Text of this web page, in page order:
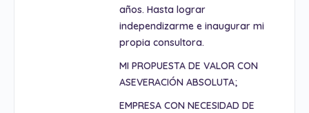
años. Hasta lograr
independizarme e inaugurar mi
propia consultora.
MI PROPUESTA DE VALOR CON
ASEVERACIÓN ABSOLUTA;
EMPRESA CON NECESIDAD DE